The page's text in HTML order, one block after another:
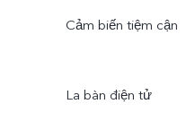
Cảm biến tiệm cận
La bàn điện tử